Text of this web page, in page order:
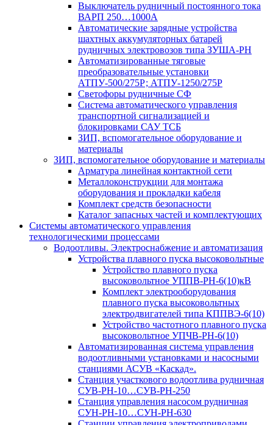
Выключатель рудничный постоянного тока
ВАРП 250…1000А
Автоматические зарядные устройства
шахтных аккумуляторных батарей
рудничных электровозов типа ЗУША-РН
Автоматизированные тяговые
преобразовательные установки
АТПУ-500/275Р; АТПУ-1250/275Р
Светофоры рудничные СФ
Система автоматического управления
транспортной сигнализацией и
блокировками САУ ТСБ
ЗИП, вспомогательное оборудование и
материалы
ЗИП, вспомогательное оборудование и материалы
Арматура линейная контактной сети
Металлоконструкции для монтажа
оборудования и прокладки кабеля
Комплект средств безопасности
Каталог запасных частей и комплектующих
Системы автоматического управления
технологическими процессами
Водоотливы. Электроснабжение и автоматизация
Устройства плавного пуска высоковольтные
Устройство плавного пуска
высоковольтное УППВ-РН-6(10)кВ
Комплект электрооборудования
плавного пуска высоковольтных
электродвигателей типа КППВЭ-6(10)
Устройство частотного плавного пуска
высоковольтное УПЧВ-РН-6(10)
Автоматизированная система управления
водоотливными установками и насосными
станциями АСУВ «Каскад».
Станция участкового водоотлива рудничная
СУВ-РН-10…СУВ-РН-250
Станция управления насосом рудничная
СУН-РН-10…СУН-РН-630